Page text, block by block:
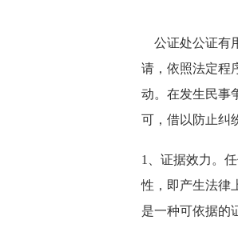
公证处公证有
请，依照法定程
动。在发生民事
可，借以防止纠
1、证据效力。
性，即产生法律
是一种可依据的